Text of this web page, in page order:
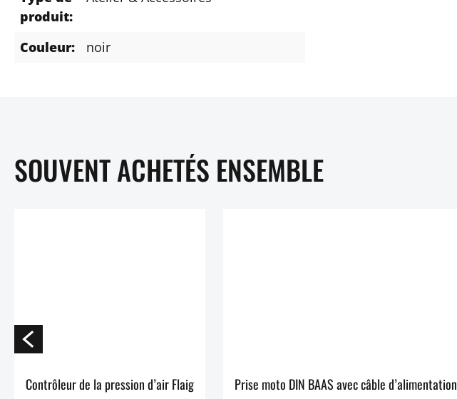
produit:
Couleur: noir
SOUVENT ACHETÉS ENSEMBLE
Contrôleur de la pression d’air Flaig Prise moto DIN BAAS avec câble d’alimentation